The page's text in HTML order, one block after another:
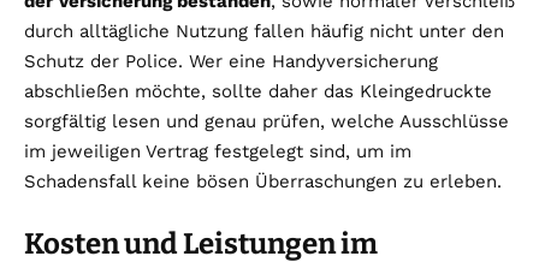
durch alltägliche Nutzung fallen häufig nicht unter den
Schutz der Police. Wer eine Handyversicherung
abschließen möchte, sollte daher das Kleingedruckte
sorgfältig lesen und genau prüfen, welche Ausschlüsse
im jeweiligen Vertrag festgelegt sind, um im
Schadensfall keine bösen Überraschungen zu erleben.
Kosten und Leistungen im